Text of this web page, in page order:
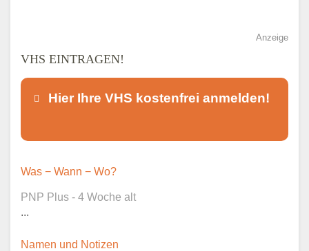
Anzeige
VHS EINTRAGEN!
Hier Ihre VHS kostenfrei anmelden!
Dieser Teil dient lediglich zur
öffentlich sichtbar.
Was − Wann − Wo?
PNP Plus - 4 Woche alt
...
Namen und Notizen